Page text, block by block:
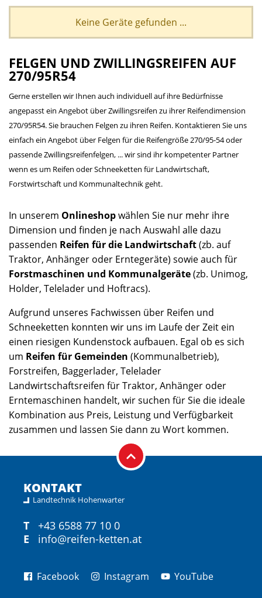
Keine Geräte gefunden ...
FELGEN UND ZWILLINGSREIFEN AUF
270/95R54
Gerne erstellen wir Ihnen auch individuell auf ihre Bedürfnisse
angepasst ein Angebot über Zwillingsreifen zu ihrer Reifendimension
270/95R54. Sie brauchen Felgen zu ihren Reifen. Kontaktieren Sie uns
einfach ein Angebot über Felgen für die Reifengröße 270/95-54 oder
passende Zwillingsreifenfelgen, ... wir sind ihr kompetenter Partner
wenn es um Reifen oder Schneeketten für Landwirtschaft,
Forstwirtschaft und Kommunaltechnik geht.
In unserem Onlineshopwählen Sie nur mehr ihre
Dimension und finden je nach Auswahl alle dazu
passenden Reifen für die Landwirtschaft(zb. auf
Traktor, Anhänger oder Erntegeräte) sowie auch für
Forstmaschinen und Kommunalgeräte(zb. Unimog,
Holder, Telelader und Hoftracs).
Aufgrund unseres Fachwissen über Reifen und
Schneeketten konnten wir uns im Laufe der Zeit ein
einen riesigen Kundenstock aufbauen. Egal ob es sich
um Reifen für Gemeinden (Kommunalbetrieb),
Forstreifen, Baggerlader, Telelader
Landwirtschaftsreifen für Traktor, Anhänger oder
Erntemaschinen handelt, wir suchen für Sie die ideale
Kombination aus Preis, Leistung und Verfügbarkeit
zusammen und lassen Sie dann zu Wort kommen.
KONTAKT
Landtechnik Hohenwarter
T
+43 6588 77 10 0
E
info@reifen-ketten.at
Facebook Instagram YouTube